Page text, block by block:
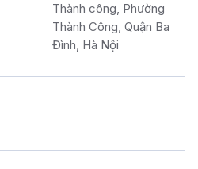
Thành công, Phường
Thành Công, Quận Ba
Đình, Hà Nội